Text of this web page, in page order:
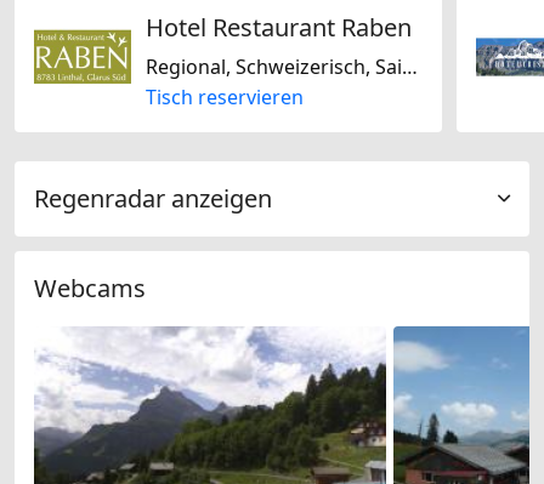
Hotel Restaurant Raben
Regional, Schweizerisch, Saisonal, Laktosefrei, Glutenfrei
Tisch reservieren
Regenradar anzeigen
Webcams